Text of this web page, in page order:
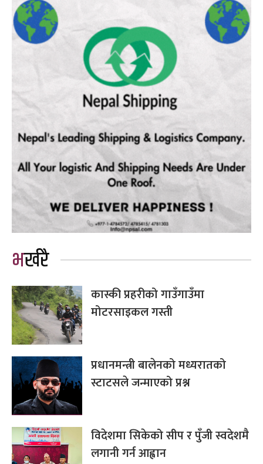
भर्खरै
कास्की प्रहरीको गाउँगाउँमा
मोटरसाइकल गस्ती
प्रधानमन्त्री बालेनको मध्यरातको
स्टाटसले जन्माएको प्रश्न
विदेशमा सिकेको सीप र पुँजी स्वदेशमै
लगानी गर्न आह्वान